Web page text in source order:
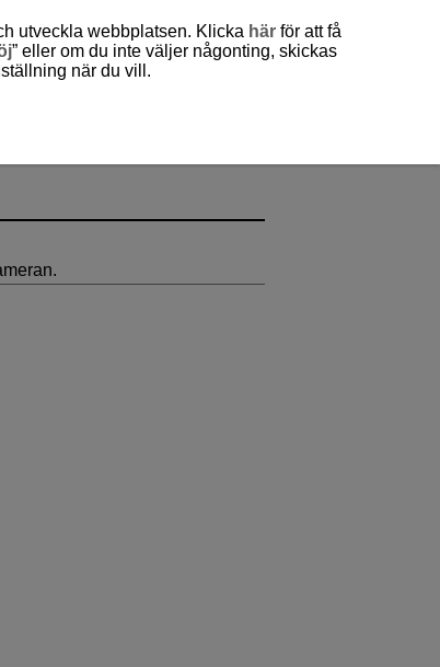
utveckla webbplatsen. Klicka här för att få
” eller om du inte väljer någonting, skickas
när du vill.